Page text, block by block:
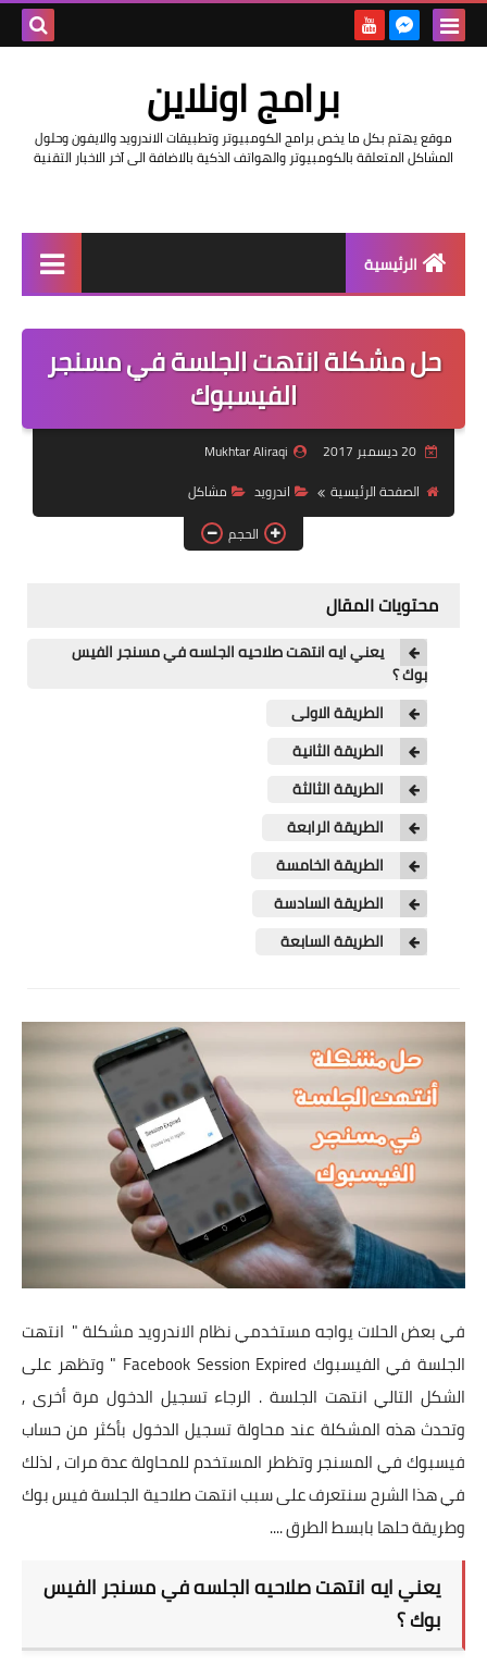
برامج اونلاين
موقع يهتم بكل ما يخص برامج الكومبيوتر وتطبيقات الاندرويد والايفون وحلول
المشاكل المتعلقة بالكومبيوتر والهواتف الذكية بالاضافة الى آخر الاخبار التقنية
الرئيسية
مراجعات
حماية
اندرويد
آيفون
ويندوز
العملات الرقمية
حل مشكلة انتهت الجلسة في مسنجر
الفيسبوك
20 ديسمبر 2017
Mukhtar Aliraqi
الصفحة الرئيسية
اندرويد
مشاكل
الحجم
محتويات المقال
يعني ايه انتهت صلاحيه الجلسه في مسنجر الفيس
بوك ؟
الطريقة الاولى
الطريقة الثانية
الطريقة الثالثة
الطريقة الرابعة
الطريقة الخامسة
الطريقة السادسة
الطريقة السابعة
في بعض الحلات يواجه مستخدمي نظام الاندرويد مشكلة " انتهت
الجلسة في الفيسبوك Facebook Session Expired " وتظهر على
الشكل التالي انتهت الجلسة . الرجاء تسجيل الدخول مرة أخرى ,
وتحدث هذه المشكلة عند محاولة تسجيل الدخول بأكثر من حساب
فيسبوك في المسنجر وتظطر المستخدم للمحاولة عدة مرات , لذلك
في هذا الشرح سنتعرف على سبب انتهت صلاحية الجلسة فيس بوك
وطريقة حلها بابسط الطرق ....
يعني ايه انتهت صلاحيه الجلسه في مسنجر الفيس
بوك ؟